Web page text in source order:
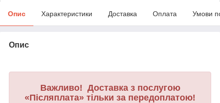
Опис Характеристики Доставка Оплата Умови
Опис
Важливо! Доставка з послугою
«Післяплата» тільки за передоплатою!